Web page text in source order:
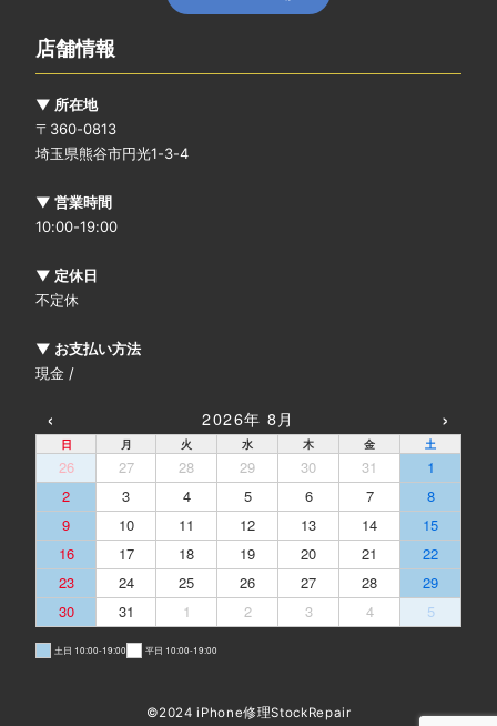
店舗情報
▼ 所在地
〒360-0813
埼玉県熊谷市円光1-3-4
▼ 営業時間
10:00-19:00
▼ 定休日
不定休
▼ お支払い方法
現金 /
‹ 2026年 8月 ›
日 月 火 水 木 金 土
26 27 28 29 30 31
1
2
3 4 5 6 7
8
9
10 11 12 13 14
15
16
17 18 19 20 21
22
23
24 25 26 27 28
29
30
31 1 2 3 4 5
土日 10:00-19:00 平日 10:00-19:00
©2024 iPhone修理StockRepair